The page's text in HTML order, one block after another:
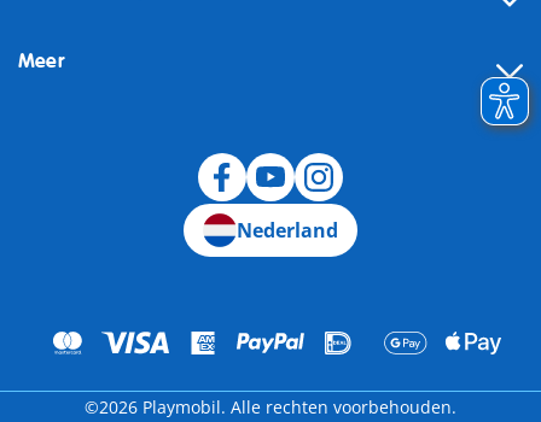
Meer
Nederland
©2026 Playmobil. Alle rechten voorbehouden.